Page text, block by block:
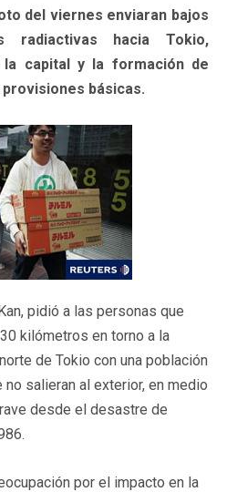
del viernes enviaran bajos
radiactivas hacia Tokio,
la capital y la formación de
básicas.
pidió a las personas que
kilómetros en torno a la
de Tokio con una población
salieran al exterior, en medio
desde el desastre de
por el impacto en la